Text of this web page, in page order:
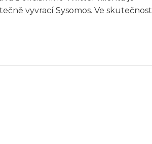
vyvrací Sysomos. Ve